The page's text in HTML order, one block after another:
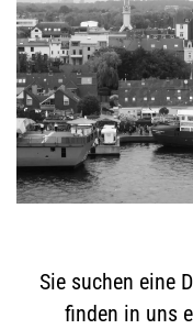
Sie suchen eine
finden in uns